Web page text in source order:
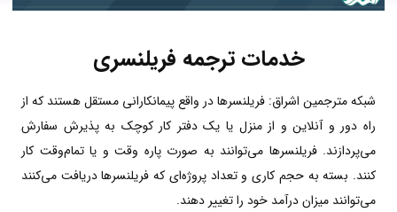
خدمات ترجمه فریلنسری
شبکه مترجمین اشراق: فریلنسرها در واقع پیمانکارانی مستقل هستند که از
راه دور و آنلاین و از منزل یا یک دفتر کار کوچک به پذیرش سفارش
می‌پردازند. فریلنسرها می‌توانند به صورت پاره وقت و یا تمام‌وقت کار
کنند. بسته به حجم کاری و تعداد پروژه‌ای که فریلنسرها دریافت می‌کنند
می‌توانند میزان درآمد خود را تغییر دهند.